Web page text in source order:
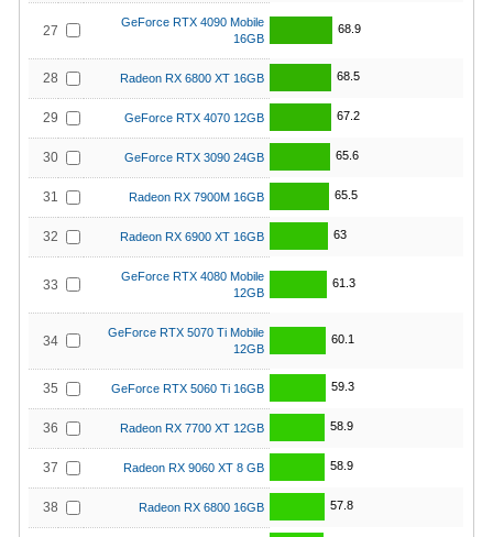
27
GeForce RTX 4090 Mobile
16GB
68.9
28 Radeon RX 6800 XT 16GB 68.5
29 GeForce RTX 4070 12GB 67.2
30 GeForce RTX 3090 24GB 65.6
31 Radeon RX 7900M 16GB 65.5
32 Radeon RX 6900 XT 16GB 63
33
GeForce RTX 4080 Mobile
12GB
61.3
34
GeForce RTX 5070 Ti Mobile
12GB
60.1
35 GeForce RTX 5060 Ti 16GB 59.3
36 Radeon RX 7700 XT 12GB 58.9
37 Radeon RX 9060 XT 8 GB 58.9
38 Radeon RX 6800 16GB 57.8